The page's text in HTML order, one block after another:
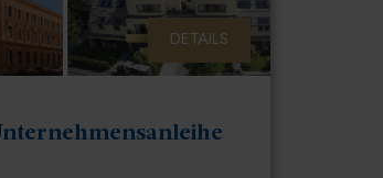
DETAILS